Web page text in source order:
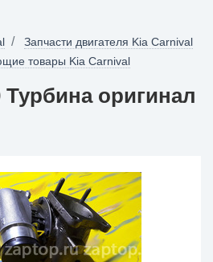
Запчасти двигателя Kia Carnival
товары Kia Carnival
Турбина оригинал